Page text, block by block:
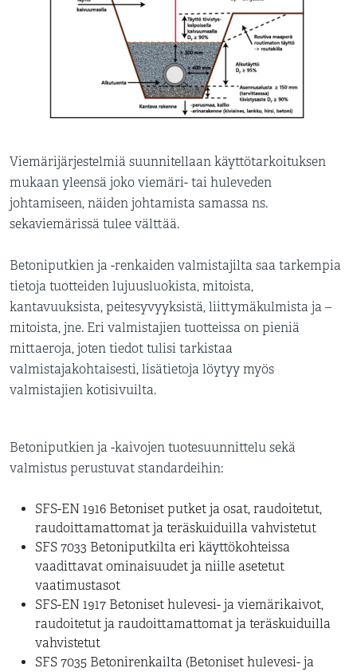
Viemärijärjestelmiä suunnitellaan käyttötarkoituksen
mukaan yleensä joko viemäri- tai huleveden
johtamiseen, näiden johtamista samassa ns.
sekaviemärissä tulee välttää.
Betoniputkien ja -renkaiden valmistajilta saa tarkempia
tietoja tuotteiden lujuusluokista, mitoista,
kantavuuksista, peitesyvyyksistä, liittymäkulmista ja –
mitoista, jne. Eri valmistajien tuotteissa on pieniä
mittaeroja, joten tiedot tulisi tarkistaa
valmistajakohtaisesti, lisätietoja löytyy myös
valmistajien kotisivuilta.
Betoniputkien ja -kaivojen tuotesuunnittelu sekä
valmistus perustuvat standardeihin:
SFS-EN 1916 Betoniset putket ja osat, raudoitetut,
raudoittamattomat ja teräskuiduilla vahvistetut
SFS 7033 Betoniputkilta eri käyttökohteissa
vaadittavat ominaisuudet ja niille asetetut
vaatimustasot
SFS-EN 1917 Betoniset hulevesi- ja viemärikaivot,
raudoitetut ja raudoittamattomat ja teräskuiduilla
vahvistetut
SFS 7035 Betonirenkailta (Betoniset hulevesi- ja